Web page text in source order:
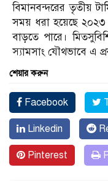
বিমানবন্দরের তৃতীয়
সময় ধরা হয়েছে
বাড়তে পারে।
স্যামসাং যৌথভাবে এ
শেয়ার করুন
Facebook
Linkedin
Pinterest